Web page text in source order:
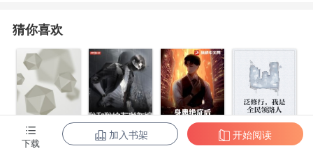
猜你喜欢
都市第一至尊 我和我的古代
身患绝症后，
泛修行，我是
下载
加入书架 开始阅读